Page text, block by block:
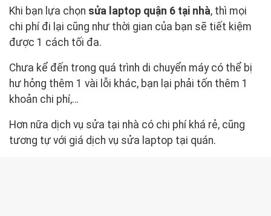
Khi bạn lựa chọn sửa laptop quận 6 tại nhà, thì mọi
chi phí đi lại cũng như thời gian của bạn sẽ tiết kiệm
được 1 cách tối đa.
Chưa kể đến trong quá trình di chuyển máy có thể bị
hư hỏng thêm 1 vài lỗi khác, bạn lại phải tốn thêm 1
khoản chi phí,…
Hơn nữa dịch vụ sửa tại nhà có chi phí khá rẻ, cũng
tương tự với giá dịch vụ sửa laptop tại quán.